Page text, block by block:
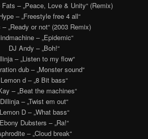
– „Peace, Love & Unity“ (Remix)
– „Freestyle free 4 all“
„Ready or not“ (2003 Remix)
– „Epidemic“
DJ Andy – „Boh!“
– „Listen to my flow“
dub – „Monster sound“
Lemon d – „8 Bit bass“
– „Beat the machines“
Dillinja – „Twist em out“
Lemon D – „What bass“
Ebony Dubsters – „Ra!“
– „Cloud break“